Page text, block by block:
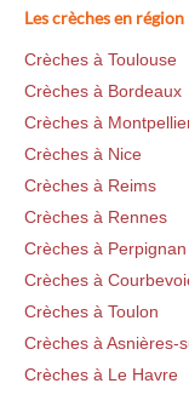
Les crèches en région
Crèches à Toulouse
Crèches à Bordeaux
Crèches à
Crèches à Nice
Crèches à Reims
Crèches à Rennes
Crèches à Perpignan
Crèches à
Crèches à Toulon
Crèches à Asnières-
Crèches à Le Havre